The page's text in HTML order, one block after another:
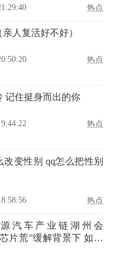
热点
人复活好不好）
热点
记住挺身而出的你
热点
改变性别 qq怎么把性别
热点
源汽车产业链湖州会
片荒”缓解背景下 如何